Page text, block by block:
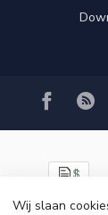
© Copyright 2026
Wij slaan